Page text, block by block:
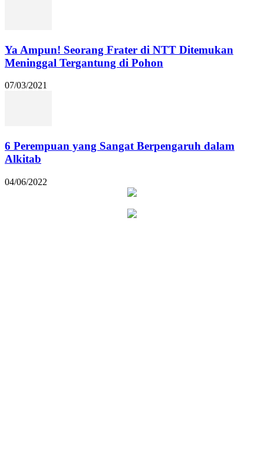
Ya Ampun! Seorang Frater di NTT Ditemukan
Meninggal Tergantung di Pohon
07/03/2021
6 Perempuan yang Sangat Berpengaruh dalam
Alkitab
04/06/2022